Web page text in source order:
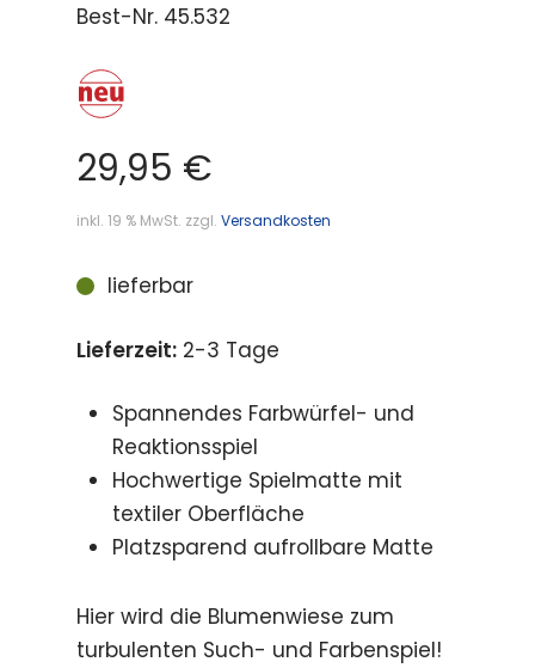
Best-Nr. 45.532
29,95 €
inkl. 19 % MwSt. zzgl. Versandkosten
lieferbar
Lieferzeit: 2-3 Tage
Spannendes Farbwürfel- und
Reaktionsspiel
Hochwertige Spielmatte mit
textiler Oberfläche
Platzsparend aufrollbare Matte
Hier wird die Blumenwiese zum
turbulenten Such- und Farbenspiel!